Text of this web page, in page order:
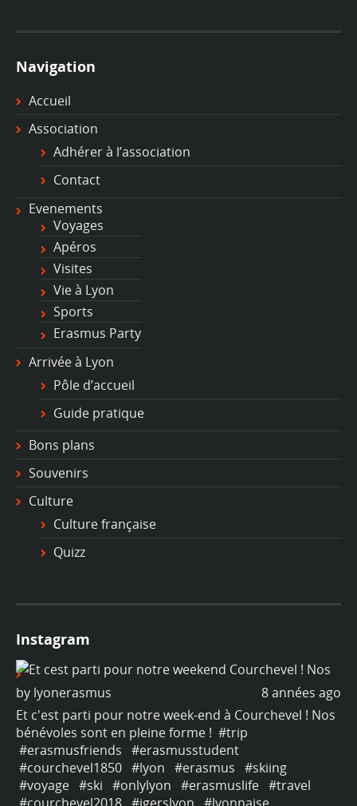
Navigation
Accueil
Association
Adhérer à l’association
Contact
Evenements
Voyages
Apéros
Visites
Vie à Lyon
Sports
Erasmus Party
Arrivée à Lyon
Pôle d’accueil
Guide pratique
Bons plans
Souvenirs
Culture
Culture française
Quizz
Instagram
8 années ago
by lyonerasmus
Et c'est parti pour notre week-end à Courchevel ! Nos
bénévoles sont en pleine forme ! #trip
#erasmusfriends #erasmusstudent
#courchevel1850 #lyon #erasmus #skiing
#voyage #ski #onlylyon #erasmuslife #travel